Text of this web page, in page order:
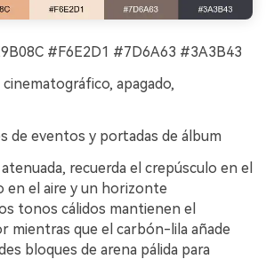
#F6E2D1 #7D6A63 #3A3B43
cinematográfico, apagado,
de eventos y portadas de álbum
recuerda el crepúsculo en el
en el aire y un horizonte
tonos cálidos mantienen el
mientras que el carbón-lila añade
bloques de arena pálida para